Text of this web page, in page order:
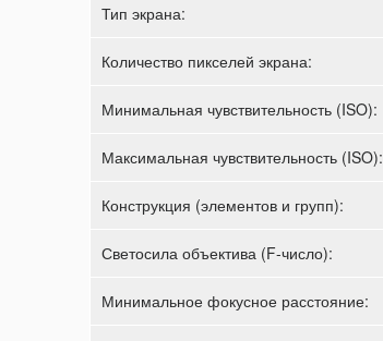
Тип экрана:
Количество пикселей экрана:
Минимальная чувствительность (ISO):
Максимальная чувствительность (ISO):
Конструкция (элементов и групп):
Светосила объектива (F-число):
Минимальное фокусное расстояние: